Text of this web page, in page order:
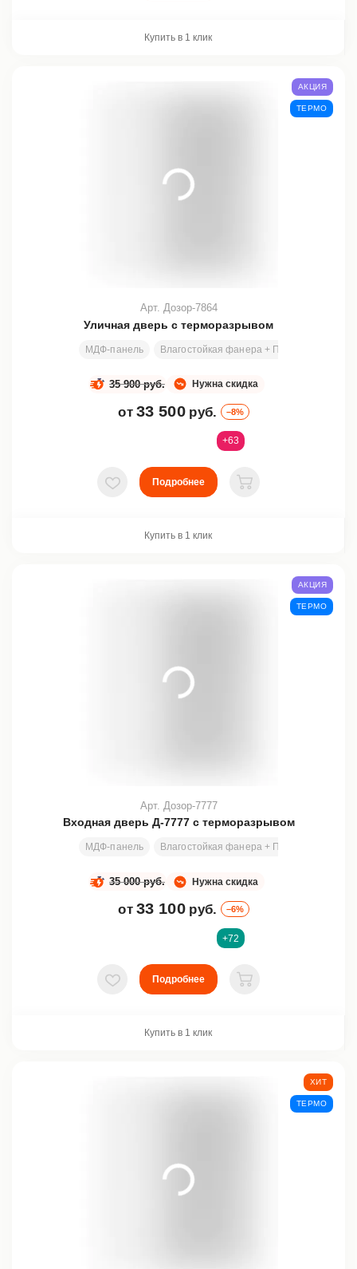
Купить в 1 клик
Уличная дверь с терморазрывом
МДФ-панель Влагостойкая фанера + ПСЭВ
Арт. Дозор-7864
Нужна скидка
35 900 руб.
от 33 500 руб. –8%
АКЦИЯ
ТЕРМО
+63
В избранное
Подробнее
В корзину
Купить в 1 клик
Входная дверь Д-7777 с терморазрывом
МДФ-панель Влагостойкая фанера + ПСЭВ
Арт. Дозор-7777
Нужна скидка
35 000 руб.
от 33 100 руб. –6%
АКЦИЯ
ТЕРМО
+72
В избранное
Подробнее
В корзину
Купить в 1 клик
ХИТ
ТЕРМО